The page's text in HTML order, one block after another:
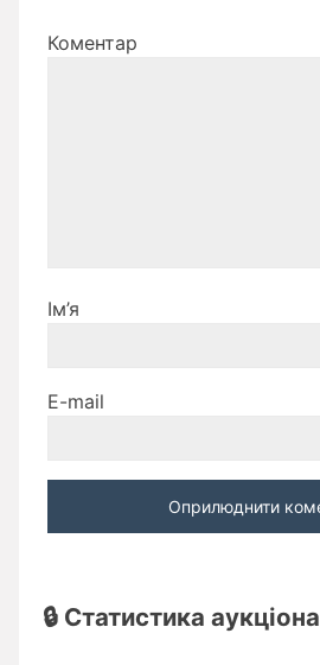
Коментар
Ім’я
E-mail
🔒 Статистика аукціона